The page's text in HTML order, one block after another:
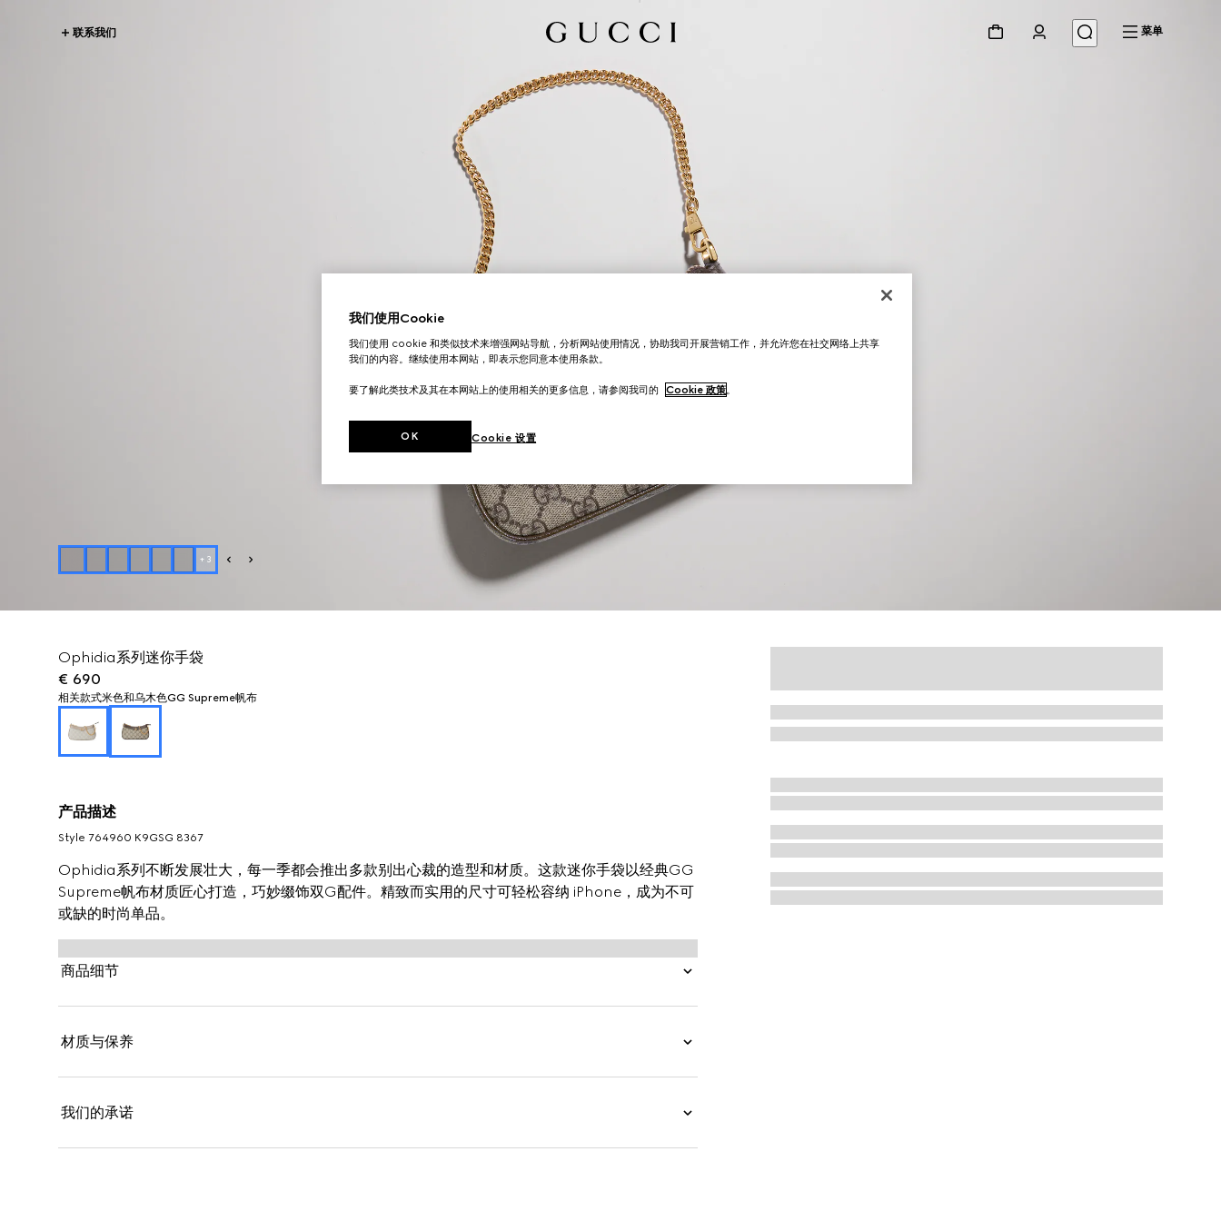
联系我们 菜单
+ 3
Ophidia系列迷你手袋
€ 690
相关款式米色和乌木色GG Supreme帆布
产品描述
Style ‎764960 K9GSG 8367
Ophidia系列不断发展壮大，每一季都会推出多款别出心裁的造型和材质。这款迷你手袋以经典GG
Supreme帆布材质匠心打造，巧妙缀饰双G配件。精致而实用的尺寸可轻松容纳 iPhone，成为不可
或缺的时尚单品。
商品细节
材质与保养
我们的承诺
我们使用Cookie
我们使用 cookie 和类似技术来增强网站导航，分析网站使用情况，协助我司开展营销工作，并允许您在社交网络上共享
我们的内容。继续使用本网站，即表示您同意本使用条款。
要了解此类技术及其在本网站上的使用相关的更多信息，请参阅我司的 Cookie 政策。
Cookie 设置
OK